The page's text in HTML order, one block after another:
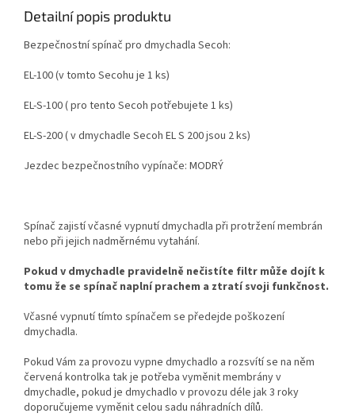
Detailní popis produktu
Bezpečnostní spínač pro dmychadla Secoh:
EL-100 (v tomto Secohu je 1 ks)
EL-S-100 ( pro tento Secoh potřebujete 1 ks)
EL-S-200 ( v dmychadle Secoh EL S 200 jsou 2 ks)
Jezdec bezpečnostního vypínače: MODRÝ
Spínač zajistí včasné vypnutí dmychadla při protržení membrán
nebo při jejich nadměrnému vytahání.
Pokud v dmychadle pravidelně nečistíte filtr může dojít k
tomu že se spínač naplní prachem a ztratí svoji funkčnost.
Včasné vypnutí tímto spínačem se předejde poškození
dmychadla.
Pokud Vám za provozu vypne dmychadlo a rozsvítí se na něm
červená kontrolka tak je potřeba vyměnit membrány v
dmychadle, pokud je dmychadlo v provozu déle jak 3 roky
doporučujeme vyměnit celou sadu náhradních dílů.